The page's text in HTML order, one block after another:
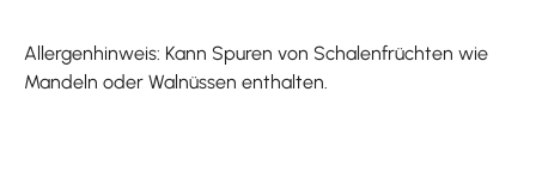
Allergenhinweis: Kann Spuren von Schalenfrüchten wie
Mandeln oder Walnüssen enthalten.